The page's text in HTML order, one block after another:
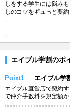
しをする学生には悩み
しのコツをギュっと要約
エイブル学割のポ
Point1 エイブル学
エイブル直営店で契約
で仲介手数料を規定額